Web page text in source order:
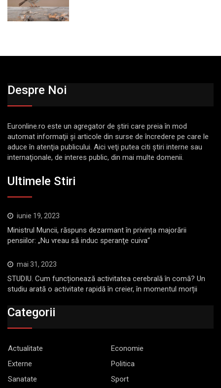
Despre Noi
Euronline.ro este un agregator de ştiri care preia în mod
automat informaţii şi articole din surse de încredere pe care le
aduce în atenţia publicului. Aici veţi putea citi ştiri interne sau
internaţionale, de interes public, din mai multe domenii.
Ultimele Stiri
iunie 19, 2023
Ministrul Muncii, răspuns dezarmant în privința majorării
pensiilor: „Nu vreau să induc speranţe cuiva“
mai 31, 2023
STUDIU. Cum funcționează activitatea cerebrală în comă? Un
studiu arată o activitate rapidă în creier, în momentul morții
Categorii
Actualitate
Economie
Externe
Politica
Sanatate
Sport